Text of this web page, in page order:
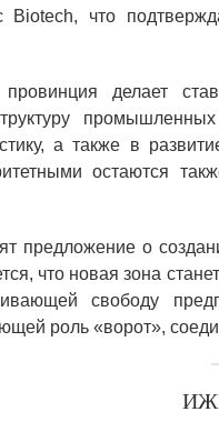
Biotech, что
провинция делает
а также в
остаются
предложение о
что новая зона
свободу
роль «ворот»,